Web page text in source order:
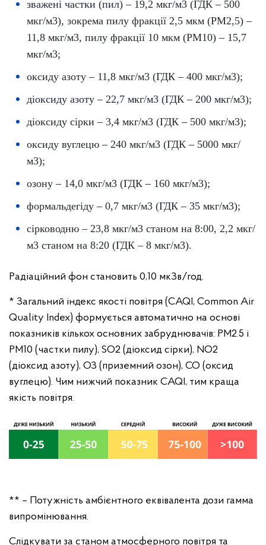
зважені частки (пил) – 19,2 мкг/м3 (ГДК – 500
мкг/м3), зокрема пилу фракції 2,5 мкм (PM2,5) –
11,8 мкг/м3, пилу фракції 10 мкм (PM10) – 15,7
мкг/м3;
оксиду азоту – 11,8 мкг/м3 (ГДК – 400 мкг/м3);
діоксиду азоту – 22,7 мкг/м3 (ГДК – 200 мкг/м3);
діоксиду сірки – 3,4 мкг/м3 (ГДК – 500 мкг/м3);
оксиду вуглецю – 240 мкг/м3 (ГДК – 5000 мкг/
м3);
озону – 14,0 мкг/м3 (ГДК – 160 мкг/м3);
формальдегіду – 0,7 мкг/м3 (ГДК – 35 мкг/м3);
сірководню – 23,8 мкг/м3 станом на 8:00, 2,2 мкг/
м3 станом на 8:20 (ГДК – 8 мкг/м3).
Радіаційний фон становить 0,10 мкЗв/год.
* Загальний індекс якості повітря (CAQI, Common Air
Quality Index) формується автоматично на основі
показників кількох основних забруднювачів: PM2.5 і
PM10 (частки пилу), SO2 (діоксид сірки), NO2
(діоксид азоту), ОЗ (приземний озон), CO (оксид
вуглецю). Чим нижчий показник CAQI, тим краща
якість повітря.
** – Потужність амбієнтного еквівалента дози гамма
випромінювання.
Слідкувати за станом атмосферного повітря та